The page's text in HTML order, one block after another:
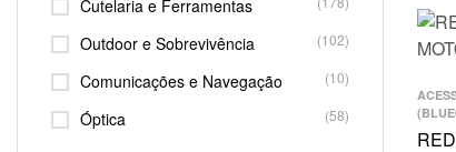
Cutelaria e Ferramentas
Outdoor e Sobrevivência (102)
Comunicações e Navegação (10)
Óptica (58)